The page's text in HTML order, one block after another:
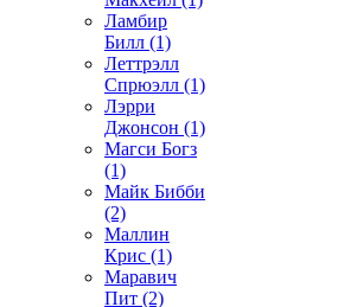
Ламбир
Билл (1)
Леттрэлл
Спрюэлл (1)
Лэрри
Джонсон (1)
Магси Богз
(1)
Майк Бибби
(2)
Маллин
Крис (1)
Маравич
Пит (2)